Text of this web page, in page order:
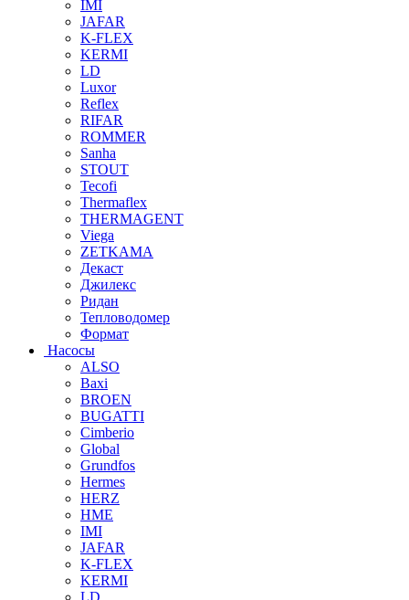
IMI
JAFAR
K-FLEX
KERMI
LD
Luxor
Reflex
RIFAR
ROMMER
Sanha
STOUT
Tecofi
Thermaflex
THERMAGENT
Viega
ZETKAMA
Декаст
Джилекс
Ридан
Тепловодомер
Формат
Насосы
ALSO
Baxi
BROEN
BUGATTI
Cimberio
Global
Grundfos
Hermes
HERZ
HME
IMI
JAFAR
K-FLEX
KERMI
LD